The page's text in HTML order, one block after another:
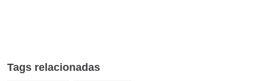
Tags relacionadas